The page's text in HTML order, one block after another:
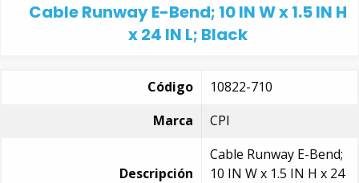
Cable Runway E-Bend; 10 IN W x 1.5 IN H
x 24 IN L; Black
Código
10822-710
Marca
CPI
Descripción
Cable Runway E-Bend;
10 IN W x 1.5 IN H x 24